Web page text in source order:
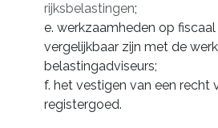
rijksbelastingen;
e. werkzaamheden op
vergelijkbaar zijn met de
belastingadviseurs;
f. het vestigen van een recht
registergoed.